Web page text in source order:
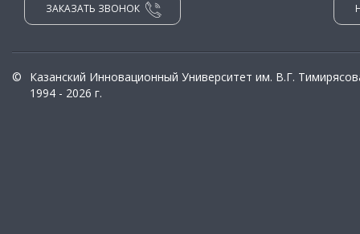
ЗАКАЗАТЬ ЗВОНОК
©
Казанский Инновационный Университет им. В.Г.
1994 - 2026 г.